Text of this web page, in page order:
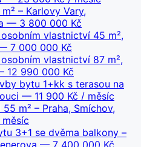
– Karlovy Vary,
— 3 800 000 Kč
vlastnictví 45 m²,
7 000 000 Kč
vlastnictví 87 m²,
12 990 000 Kč
bytu 1+kk s terasou na
— 11 900 Kč / měsíc
m² – Praha, Smíchov,
3+1 se dvěma balkony –